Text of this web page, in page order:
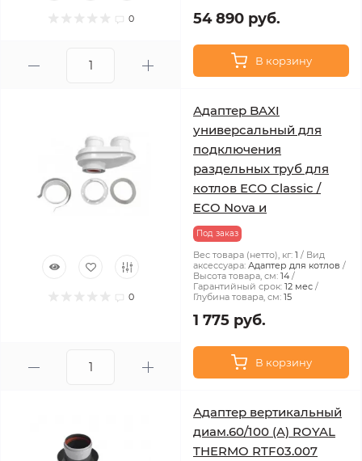
0 54 890 руб.
В корзину
0
Адаптер BAXI
универсальный для
подключения
раздельных труб для
котлов ECO Classic /
ECO Nova и
Под заказ
Вес товара (нетто), кг: 1
Вид
аксессуара: Адаптер для котлов
Высота товара, см: 14
Гарантийный срок: 12 мес
Глубина товара, см: 15
1 775 руб.
В корзину
Адаптер вертикальный
диам.60/100 (A) ROYAL
THERMO RTF03.007